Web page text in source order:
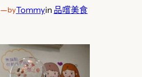
—byTommyin 品嚐美食